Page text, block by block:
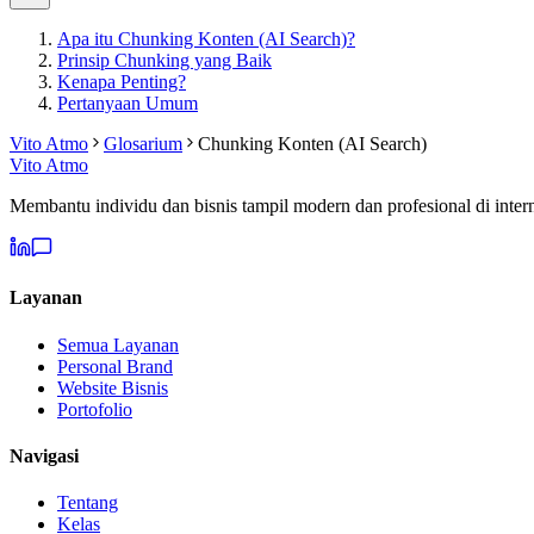
Apa itu Chunking Konten (AI Search)?
Prinsip Chunking yang Baik
Kenapa Penting?
Pertanyaan Umum
Vito Atmo
Glosarium
Chunking Konten (AI Search)
Vito Atmo
Membantu individu dan bisnis tampil modern dan profesional di
Layanan
Semua Layanan
Personal Brand
Website Bisnis
Portofolio
Navigasi
Tentang
Kelas